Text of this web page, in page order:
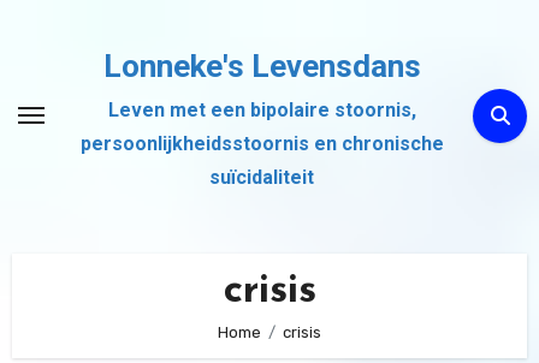
inhoud
Lonneke's Levensdans
Leven met een bipolaire stoornis,
persoonlijkheidsstoornis en chronische
suïcidaliteit
crisis
Home crisis